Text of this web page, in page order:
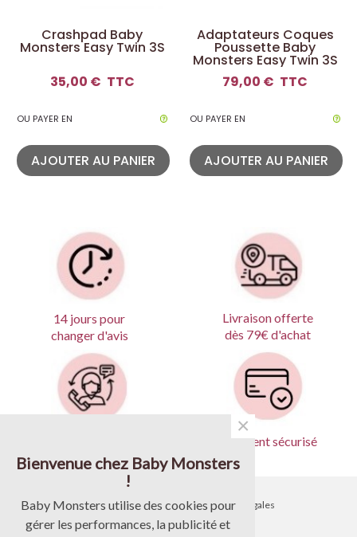
Crashpad Baby
Monsters Easy Twin 3S
35,00 € TTC
OU PAYER EN
AJOUTER AU PANIER
Adaptateurs Coques
Poussette Baby
Monsters Easy Twin 3S
79,00 € TTC
OU PAYER EN
AJOUTER AU PANIER
14 jours pour
changer d'avis
Livraison offerte
dès 79€ d'achat
Paiement sécurisé
•Contactez-nous •Mentions légales
Bienvenue chez Baby Monsters
!
Baby Monsters utilise des cookies pour
gérer les performances, la publicité et
×